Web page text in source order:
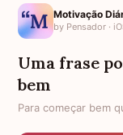
Motivação
by Pensador ·
Uma frase
bem
Para começar bem